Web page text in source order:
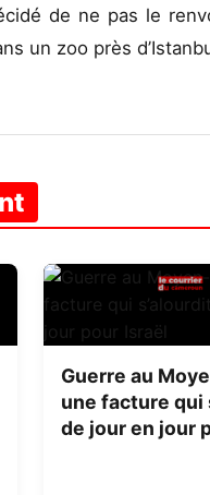
de ne pas le
un zoo près
Guerre au
une facture qui
de jour en jour